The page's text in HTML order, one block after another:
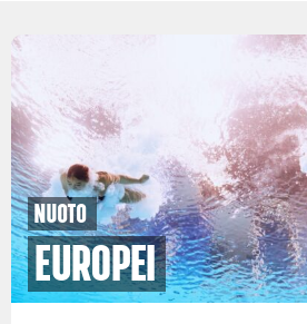
Nuoto
Europei